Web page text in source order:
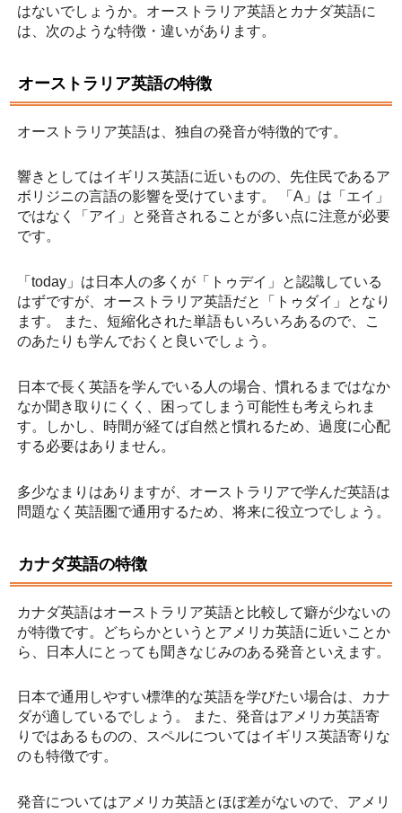
はないでしょうか。オーストラリア英語とカナダ英語に
は、次のような特徴・違いがあります。
オーストラリア英語の特徴
オーストラリア英語は、独自の発音が特徴的です。
響きとしてはイギリス英語に近いものの、先住民であるア
ボリジニの言語の影響を受けています。 「A」は「エイ」
ではなく「アイ」と発音されることが多い点に注意が必要
です。
「today」は日本人の多くが「トゥデイ」と認識している
はずですが、オーストラリア英語だと「トゥダイ」となり
ます。 また、短縮化された単語もいろいろあるので、こ
のあたりも学んでおくと良いでしょう。
日本で長く英語を学んでいる人の場合、慣れるまではなか
なか聞き取りにくく、困ってしまう可能性も考えられま
す。しかし、時間が経てば自然と慣れるため、過度に心配
する必要はありません。
多少なまりはありますが、オーストラリアで学んだ英語は
問題なく英語圏で通用するため、将来に役立つでしょう。
カナダ英語の特徴
カナダ英語はオーストラリア英語と比較して癖が少ないの
が特徴です。どちらかというとアメリカ英語に近いことか
ら、日本人にとっても聞きなじみのある発音といえます。
日本で通用しやすい標準的な英語を学びたい場合は、カナ
ダが適しているでしょう。 また、発音はアメリカ英語寄
りではあるものの、スペルについてはイギリス英語寄りな
のも特徴です。
発音についてはアメリカ英語とほぼ差がないので、アメリ